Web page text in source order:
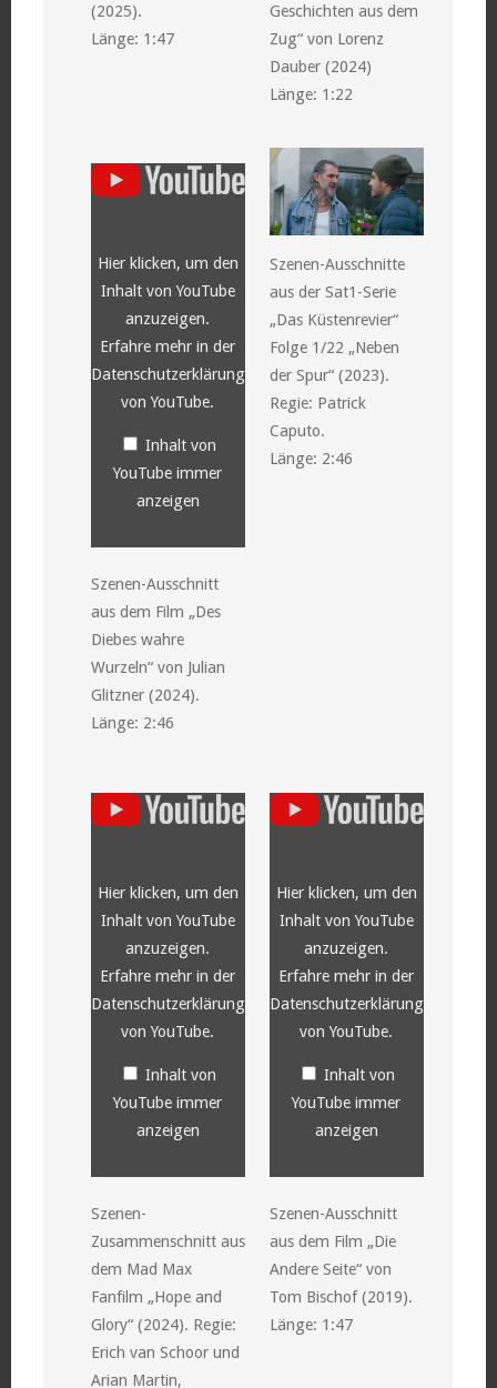
(2025).
Länge: 1:47
Geschichten aus dem
Zug“ von Lorenz
Dauber (2024)
Länge: 1:22
„YouTube
video
anzeigen
Hier klicken, um den
Inhalt von YouTube
anzuzeigen.
Erfahre mehr in der
Datenschutzerklärung
von YouTube.
Inhalt von
YouTube immer
anzeigen
Szenen-Ausschnitt
aus dem Film „Des
Diebes wahre
Wurzeln“ von Julian
Glitzner (2024).
Länge: 2:46
Szenen-Ausschnitte
aus der Sat1-Serie
„Das Küstenrevier“
Folge 1/22 „Neben
der Spur“ (2023).
Regie: Patrick
Caputo.
Länge: 2:46
„YouTube
video
anzeigen
Hier klicken, um den
Inhalt von YouTube
anzuzeigen.
Erfahre mehr in der
Datenschutzerklärung
von YouTube.
Inhalt von
YouTube immer
anzeigen
Szenen-
Zusammenschnitt aus
dem Mad Max
Fanfilm „Hope and
Glory“ (2024). Regie:
Erich van Schoor und
Arian Martin,
„YouTube
video
anzeigen
Hier klicken, um den
Inhalt von YouTube
anzuzeigen.
Erfahre mehr in der
Datenschutzerklärung
von YouTube.
Inhalt von
YouTube immer
anzeigen
Szenen-Ausschnitt
aus dem Film „Die
Andere Seite“ von
Tom Bischof (2019).
Länge: 1:47